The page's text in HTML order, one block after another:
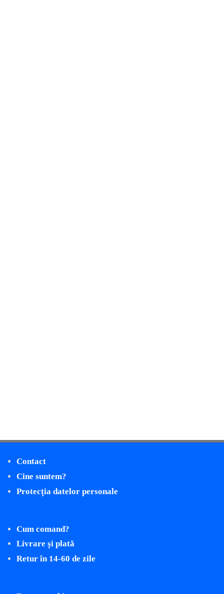
Contact
Cine suntem?
Protecţia datelor personale
Cum comand?
Livrare şi plată
Retur în 14-60 de zile